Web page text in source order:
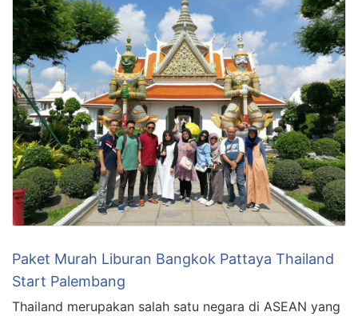
Paket Murah Liburan Bangkok Pattaya Thailand
Start Palembang
Thailand merupakan salah satu negara di ASEAN yang